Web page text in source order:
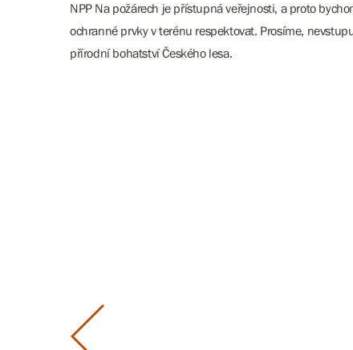
NPP Na požárech je přístupná veřejnosti, a proto
ochranné prvky v terénu respektovat. Prosíme,
přírodní bohatství Českého lesa.